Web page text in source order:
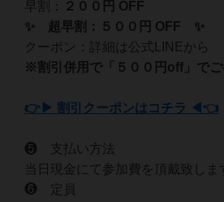
早割：
２００円 OFF
✨ 超早割：５００円 OFF ✨
クーポン：詳細は公式LINEから
※割引併用で「５００円off」でご
👉▶ 割引クーポンはコチラ ◀👈
❺ 支払い方法
当日現金にて参加費を頂戴致しま
❻ 定員